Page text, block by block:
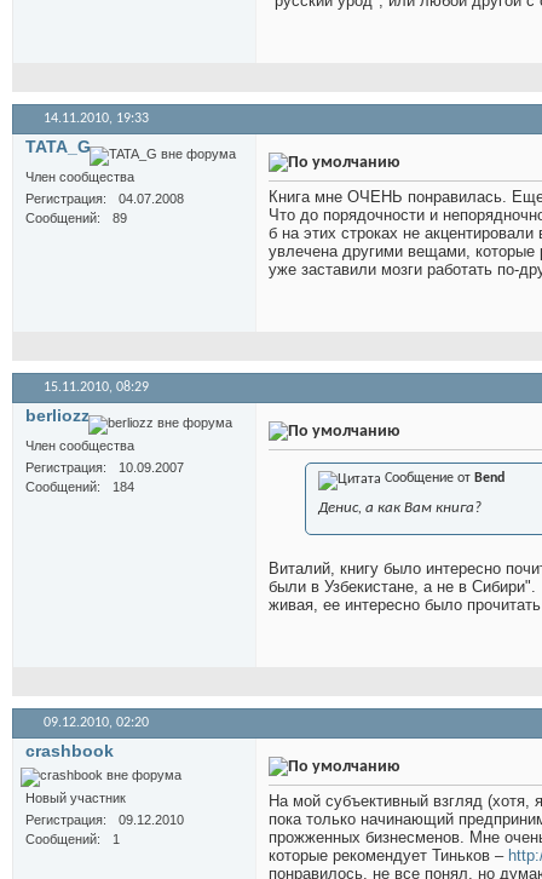
14.11.2010, 19:33
TATA_G
Член сообщества
Регистрация
04.07.2008
Сообщений
89
Книга мне ОЧЕНЬ понравилась.
Что до порядочности и
б на этих строках не
увлечена другими вещами, которые
уже заставили мозги работать по-
15.11.2010, 08:29
berliozz
Член сообщества
Регистрация
10.09.2007
Сообщений
184
Сообщение от Bend
Денис, а как Вам книга?
Виталий, книгу было интересно
были в Узбекистане, а не в
живая, ее интересно было
09.12.2010, 02:20
crashbook
Новый участник
Регистрация
09.12.2010
Сообщений
1
На мой субъективный взгляд (хотя,
пока только начинающий
прожженных бизнесменов. Мне
которые рекомендует Тиньков –
понравилось, не все понял, но